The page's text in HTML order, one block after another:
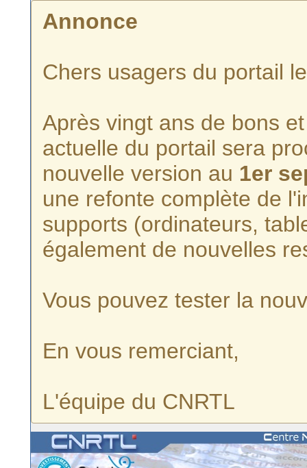
Annonce
Chers usagers du portail
Après vingt ans de bons
actuelle du portail sera
nouvelle version au 1er
une refonte complète de
supports (ordinateurs,
également de nouvelles
Vous pouvez tester la
En vous remerciant,
L'équipe du CNRTL